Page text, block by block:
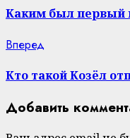
Reading
Каким был первый
Вперед
Кто такой Козёл
Добавить